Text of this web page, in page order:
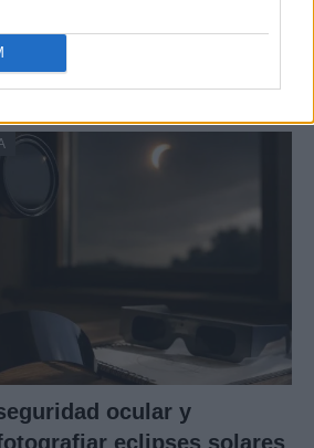
carreras STEAM
competencias en datos, IA,…
ocular y
eclipses solares